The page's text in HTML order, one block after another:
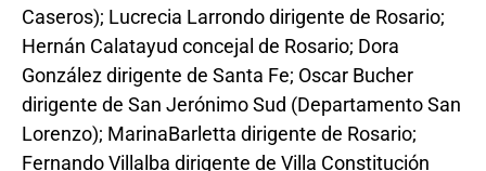
Caseros); Lucrecia Larrondo dirigente de Rosario;
Hernán Calatayud concejal de Rosario; Dora
González dirigente de Santa Fe; Oscar Bucher
dirigente de San Jerónimo Sud (Departamento San
Lorenzo); MarinaBarletta dirigente de Rosario;
Fernando Villalba dirigente de Villa Constitución